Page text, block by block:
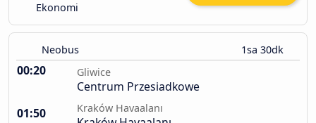
Ekonomi
Neobus 1sa 30dk
00:20 Gliwice
Centrum Przesiadkowe
01:50
Kraków Havaalanı